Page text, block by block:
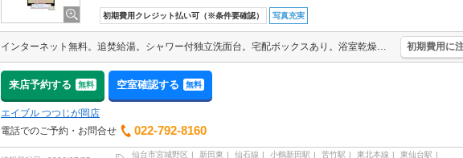
初期費用クレジット払い可（※条件要確認） 写真充実
インターネット無料。追焚給湯。シャワー付独立洗面台。宅配ボックスあり。浴室乾燥機付。温水洗浄便座付き。TVモニターホン有。敷金なし。初期費用カード払い可。仲介手数料家賃の0.55ヵ月分。 初期費用に
来店予約する 無料 空室確認する 無料
エイブル つつじが岡店
電話でのご予約・お問合せ
022-792-8160
仙台市宮城野区 新田東 仙石線 小鶴新田駅 苦竹駅 東北本線
東仙台駅